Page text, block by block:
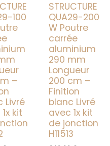
100
–
Livré
kit
STRUCTURE
QUA29-200
W Poutre
carrée
aluminium
290 mm
Longueur
200 cm –
Finition
blanc Livré
avec 1x kit
de jonction
H11513